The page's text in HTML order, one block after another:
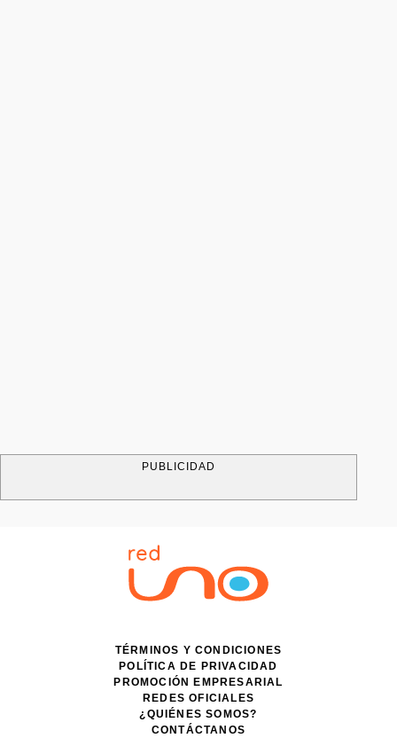
PUBLICIDAD
TÉRMINOS Y CONDICIONES
POLÍTICA DE PRIVACIDAD
PROMOCIÓN EMPRESARIAL
REDES OFICIALES
¿QUIÉNES SOMOS?
CONTÁCTANOS